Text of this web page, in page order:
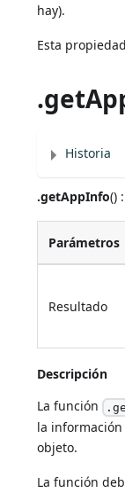
hay).
Esta
Historia
.getAppInfo()
Parámetros
Resultado
Descripción
La función
la
objeto.
La función